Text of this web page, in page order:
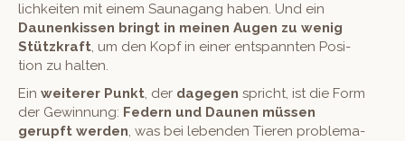
lichkeit­en mit einem Sauna­gang haben. Und ein
Daunenkissen bringt in meinen Augen zu wenig
Stützkraft, um den Kopf in ein­er entspan­nten Posi­
tion zu halten.
Ein weit­er­er Punkt, der dage­gen spricht, ist die Form
der Gewin­nung: Fed­ern und Daunen müssen
gerupft wer­den, was bei leben­den Tieren prob­lema­